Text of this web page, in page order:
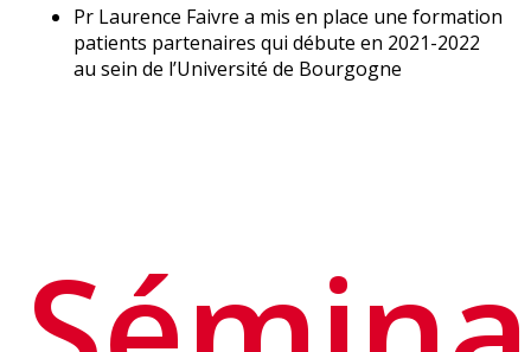
Pr Laurence Faivre a mis en place une formation
patients partenaires qui débute en 2021-2022
au sein de l’Université de Bourgogne